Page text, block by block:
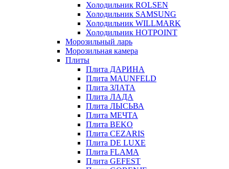
Холодильник ROLSEN
Холодильник SAMSUNG
Холодильник WILLMARK
Холодильник HOTPOINT
Морозильный ларь
Морозильная камера
Плиты
Плита ДАРИНА
Плита MAUNFELD
Плита ЗЛАТА
Плита ЛАДА
Плита ЛЫСЬВА
Плита МЕЧТА
Плита BEKO
Плита CEZARIS
Плита DE LUXE
Плита FLAMA
Плита GEFEST